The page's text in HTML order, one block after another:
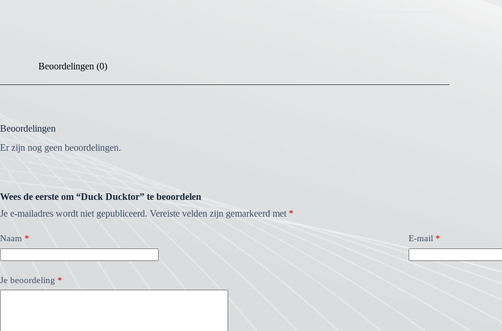
Beoordelingen (0)
Beoordelingen
Er zijn nog geen beoordelingen.
Wees de eerste om “Duck Ducktor” te beoordelen
Je e-mailadres wordt niet gepubliceerd. Vereiste velden zijn gemarkeerd met *
Naam * E-mail *
Je beoordeling *